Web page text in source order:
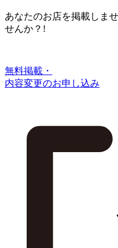
あなたのお店を掲載しま
せんか？!
無料掲載・
内容変更のお申し込み